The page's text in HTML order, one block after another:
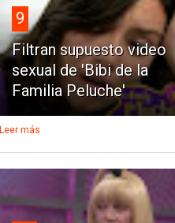
9
Filtran supuesto video
sexual de 'Bibi de la
Familia Peluche'
Leer más